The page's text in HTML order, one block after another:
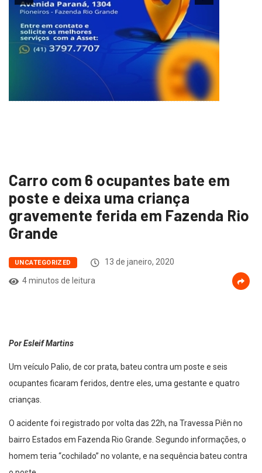
Carro com 6 ocupantes bate em
poste e deixa uma criança
gravemente ferida em Fazenda Rio
Grande
UNCATEGORIZED
13 de janeiro, 2020
4 minutos de leitura
Por Esleif Martins
Um veículo Palio, de cor prata, bateu contra um poste e seis
ocupantes ficaram feridos, dentre eles, uma gestante e quatro
crianças.
O acidente foi registrado por volta das 22h, na Travessa Piên no
bairro Estados em Fazenda Rio Grande. Segundo informações, o
homem teria “cochilado” no volante, e na sequência bateu contra